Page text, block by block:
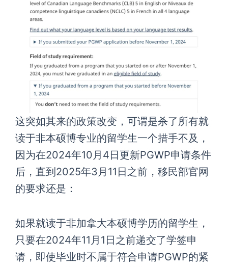
这突如其来的政策改变，可谓是杀了所有就
读于非本硕博专业的留学生一个措手不及，
因为在2024年10月4日更新PGWP申请条件
后，直到2025年3月11日之前，移民部官网
的要求还是：
如果就读于非加拿大本硕博学历的留学生，
只要在2024年11月1日之前递交了学签申
请，即使毕业时不属于符合申请PGWP的紧